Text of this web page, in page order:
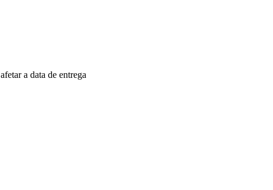
a data de entrega